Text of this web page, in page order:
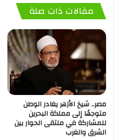
مقالات ذات صلة
مصر.. شيخ الأزهر يغادر الوطن
متوجهًا إلى مملكة البحرين
للمشاركة في ملتقى الحوار بين
الشرق والغرب